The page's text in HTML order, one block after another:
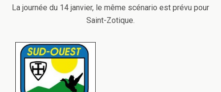
La journée du 14 janvier, le même scénario est prévu pour
Saint-Zotique.